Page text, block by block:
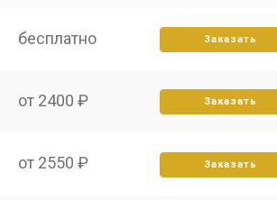
бесплатно Заказать
от 2400 ₽ Заказать
от 2550 ₽ Заказать